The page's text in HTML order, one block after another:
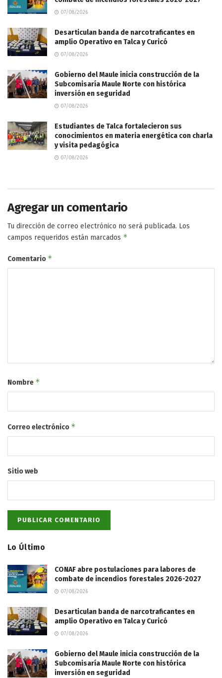
07/08/2026
Desarticulan banda de narcotraficantes en
amplio Operativo en Talca y Curicó
07/08/2026
Gobierno del Maule inicia construcción de la
Subcomisaría Maule Norte con histórica
inversión en seguridad
07/08/2026
Estudiantes de Talca fortalecieron sus
conocimientos en materia energética con charla
y visita pedagógica
07/08/2026
Agregar un comentario
Tu dirección de correo electrónico no será publicada. Los
campos requeridos están marcados *
Comentario *
Nombre *
Correo electrónico *
Sitio web
Lo Último
CONAF abre postulaciones para labores de
combate de incendios forestales 2026-2027
07/08/2026
Desarticulan banda de narcotraficantes en
amplio Operativo en Talca y Curicó
07/08/2026
Gobierno del Maule inicia construcción de la
Subcomisaría Maule Norte con histórica
inversión en seguridad